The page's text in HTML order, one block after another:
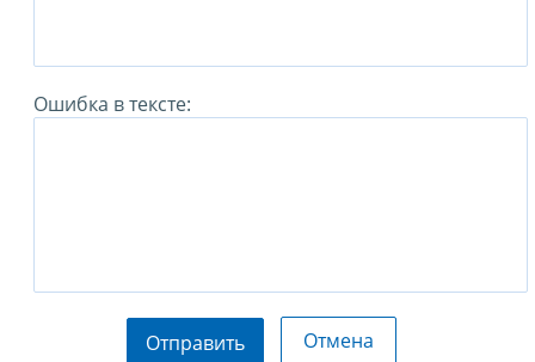
Ошибка в тексте:
Отправить Отмена